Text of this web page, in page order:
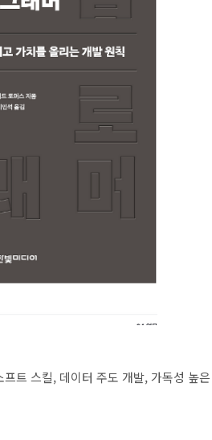
트 스킬, 데이터 주도 개발, 가독성 높은